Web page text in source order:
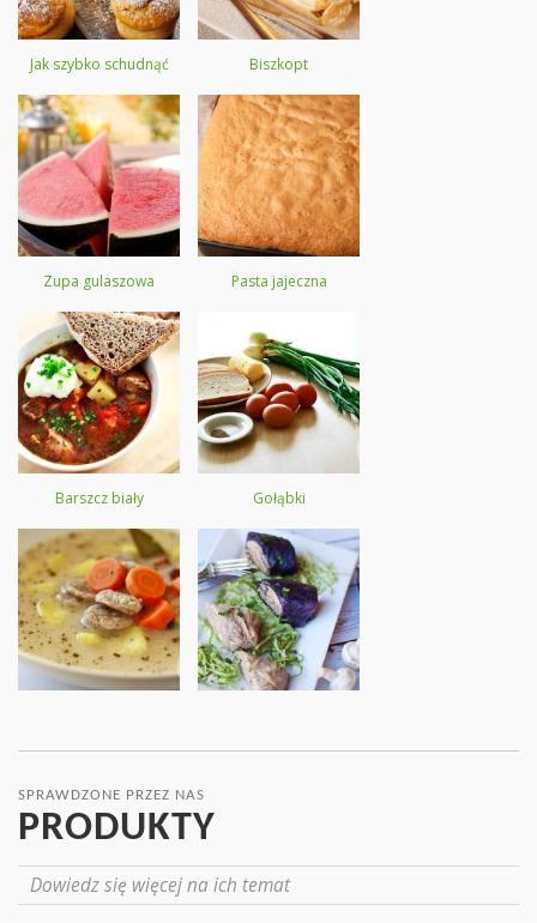
Jak szybko schudnąć Biszkopt
Zupa gulaszowa Pasta jajeczna
Barszcz biały Gołąbki
SPRAWDZONE PRZEZ NAS
PRODUKTY
Dowiedz się więcej na ich temat